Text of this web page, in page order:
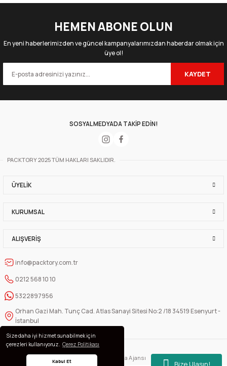
Size daha iyi hizmet sunabilmek için
çerezleri kullanıyoruz. Çerez Politikası
Kabul Et Bize Ulaşın!
HEMEN ABONE OLUN
En yeni haberlerimizden ve güncel kampanyalarımızdan haberdar olmak için
üye ol!
KAYDET
SOSYAL MEDYADA TAKİP EDİN!
PACKTORY 2025 TÜM HAKLARI SAKLIDIR.
info@packtory.com.tr
0212 568 10 10
5322897956
Orhan Gazi Mah. Tunç Cad. Atlas Sanayi Sitesi No:2 /18 34519 Esenyurt -
İstanbul
ÜYELIK
KURUMSAL
ALIŞVERIŞ
Dijital Pazarlama Ajansı